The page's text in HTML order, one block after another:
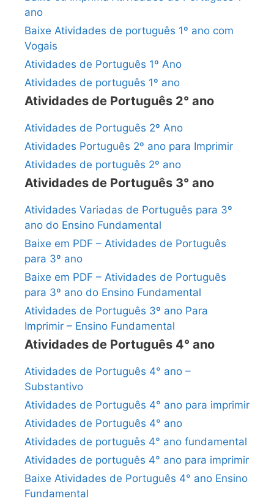
ano
Baixe Atividades de português 1º ano com
Vogais
Atividades de Português 1º Ano
Atividades de português 1º ano
Atividades de Português 2° ano
Atividades de Português 2º Ano
Atividades Português 2º ano para Imprimir
Atividades de português 2º ano
Atividades de Português 3° ano
Atividades Variadas de Português para 3º
ano do Ensino Fundamental
Baixe em PDF – Atividades de Português
para 3º ano
Baixe em PDF – Atividades de Português
para 3º ano do Ensino Fundamental
Atividades de Português 3º ano Para
Imprimir – Ensino Fundamental
Atividades de Português 4° ano
Atividades de Português 4° ano –
Substantivo
Atividades de Português 4° ano para imprimir
Atividades de Português 4° ano
Atividades de português 4° ano fundamental
Atividades de português 4° ano para imprimir
Baixe Atividades de Português 4° ano Ensino
Fundamental